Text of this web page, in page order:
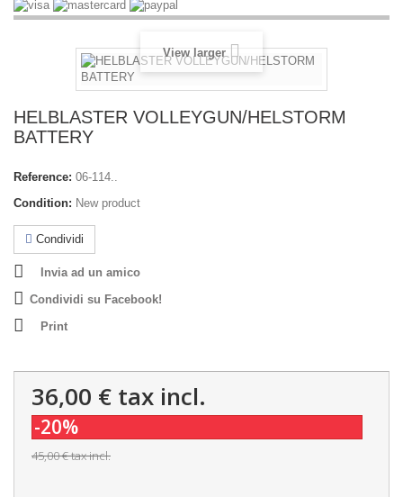
View larger
HELBLASTER VOLLEYGUN/HELSTORM
BATTERY
Reference: 06-114..
Condition: New product
Condividi
Invia ad un amico
Condividi su Facebook!
Print
36,00 € tax incl.
-20%
45,00 €tax incl.